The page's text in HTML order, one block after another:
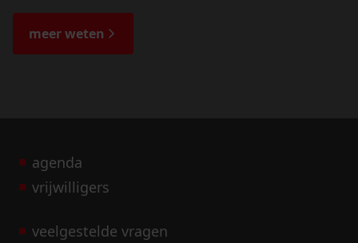
de bijzondere verhalen.
meer weten
agenda
vrijwilligers
veelgestelde vragen